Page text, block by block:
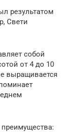
результатом
Свети
собой
от 4 до 10
выращивается